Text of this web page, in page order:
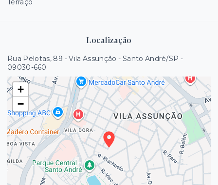
Terraço
Localização
Rua Pelotas, 89 - Vila Assunção - Santo André/SP -
09030-660
+
−